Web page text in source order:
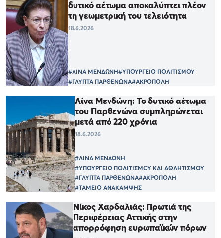
δυτικό αέτωμα αποκαλύπτει πλέον
τη γεωμετρική του τελειότητα
18.6.2026
#ΛΙΝΑ ΜΕΝΔΩΝΗ#ΥΠΟΥΡΓΕΙΟ ΠΟΛΙΤΙΣΜΟΥ
#ΓΛΥΠΤΑ ΠΑΡΘΕΝΩΝΑ#ΑΚΡΟΠΟΛΗ
Λίνα Μενδώνη: Το δυτικό αέτωμα
του Παρθενώνα συμπληρώνεται
μετά από 220 χρόνια
18.6.2026
#ΛΙΝΑ ΜΕΝΔΩΝΗ
#ΥΠΟΥΡΓΕΙΟ ΠΟΛΙΤΙΣΜΟΥ ΚΑΙ ΑΘΛΗΤΙΣΜΟΥ
#ΓΛΥΠΤΑ ΠΑΡΘΕΝΩΝΑ#ΑΚΡΟΠΟΛΗ
#ΤΑΜΕΙΟ ΑΝΑΚΑΜΨΗΣ
Νίκος Χαρδαλιάς: Πρωτιά της
Περιφέρειας Αττικής στην
απορρόφηση ευρωπαϊκών πόρων